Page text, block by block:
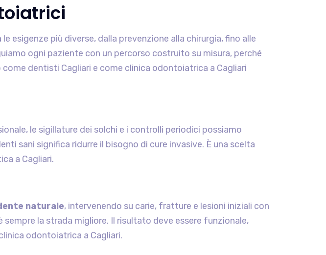
le esigenze più diverse, dalla prevenzione alla chirurgia, fino alle
ogni paziente con un percorso costruito su misura, perché
dentisti Cagliari e come clinica odontoiatrica a Cagliari
le sigillature dei solchi e i controlli periodici possiamo
sani significa ridurre il bisogno di cure invasive. È una scelta
a Cagliari.
naturale, intervenendo su carie, fratture e lesioni iniziali con
la strada migliore. Il risultato deve essere funzionale,
odontoiatrica a Cagliari.